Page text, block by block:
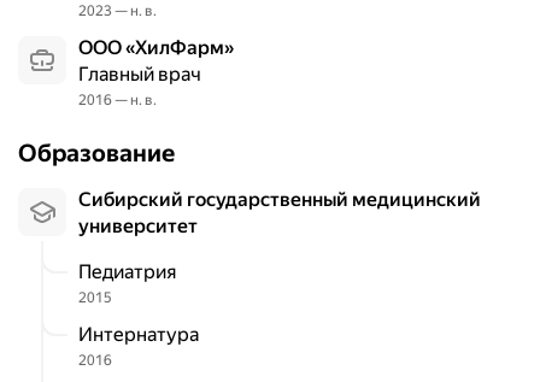
2023 — н. в.
ООО «ХилФарм»
Главный врач
2016 — н. в.
Образование
Сибирский государственный медицинский
университет
Педиатрия
2015
Интернатура
2016